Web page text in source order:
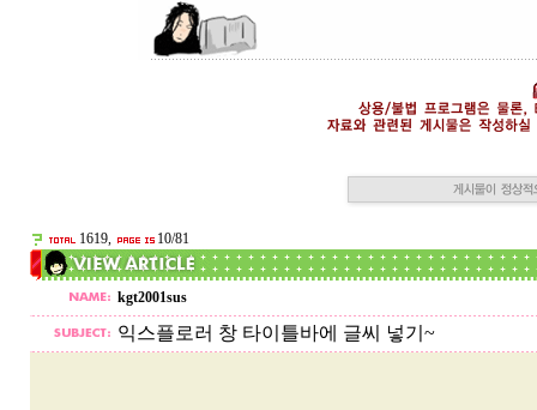
1619, 10/81
kgt2001sus
익스플로러 창 타이틀바에 글씨 넣기~